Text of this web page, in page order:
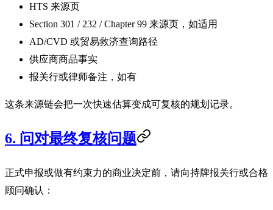
HTS 来源页
Section 301 / 232 / Chapter 99 来源页，如适用
AD/CVD 或贸易救济查询路径
供应商商品事实
报关行或律师备注，如有
这条来源链会把一次快速估算变成可复核的规划记录。
6. 问对最终复核问题
正式申报或做有约束力的商业决定前，请向持牌报关行或合格
顾问确认：